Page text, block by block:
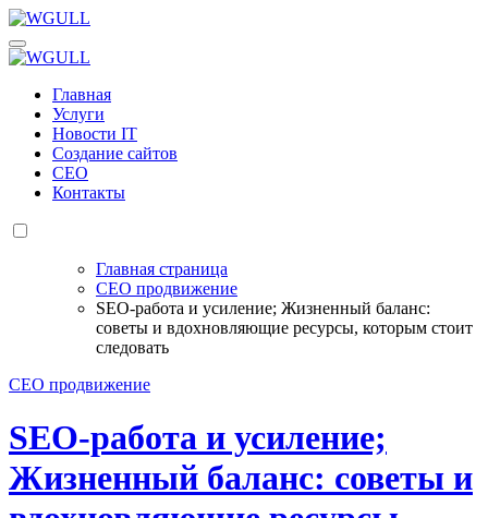
Перейти
к
содержанию
WGULL
Белая чайка - создание и продвижение сайтов
Белая чайка - создание и продвижение сайтов
Главная
Услуги
Новости IT
Создание сайтов
СЕО
Контакты
Главная страница
СЕО продвижение
SEO-работа и усиление; Жизненный баланс:
советы и вдохновляющие ресурсы, которым стоит
следовать
СЕО продвижение
SEO-работа и усиление;
Жизненный баланс: советы и